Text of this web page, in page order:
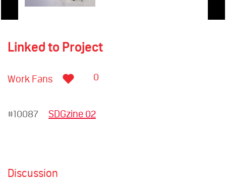
Linked to Project
Work Fans 0
#10087 SDGzine 02
Discussion